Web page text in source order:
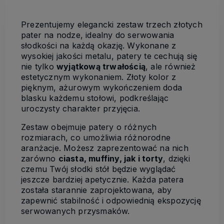
Prezentujemy elegancki zestaw trzech złotych
pater na nodze, idealny do serwowania
słodkości na każdą okazję. Wykonane z
wysokiej jakości metalu, patery te cechują się
nie tylko wyjątkową trwałością, ale również
estetycznym wykonaniem. Złoty kolor z
pięknym, ażurowym wykończeniem doda
blasku każdemu stołowi, podkreślając
uroczysty charakter przyjęcia.
Zestaw obejmuje patery o różnych
rozmiarach, co umożliwia różnorodne
aranżacje. Możesz zaprezentować na nich
zarówno ciasta, muffiny, jak i torty, dzięki
czemu Twój słodki stół będzie wyglądać
jeszcze bardziej apetycznie. Każda patera
została starannie zaprojektowana, aby
zapewnić stabilność i odpowiednią ekspozycję
serwowanych przysmaków.